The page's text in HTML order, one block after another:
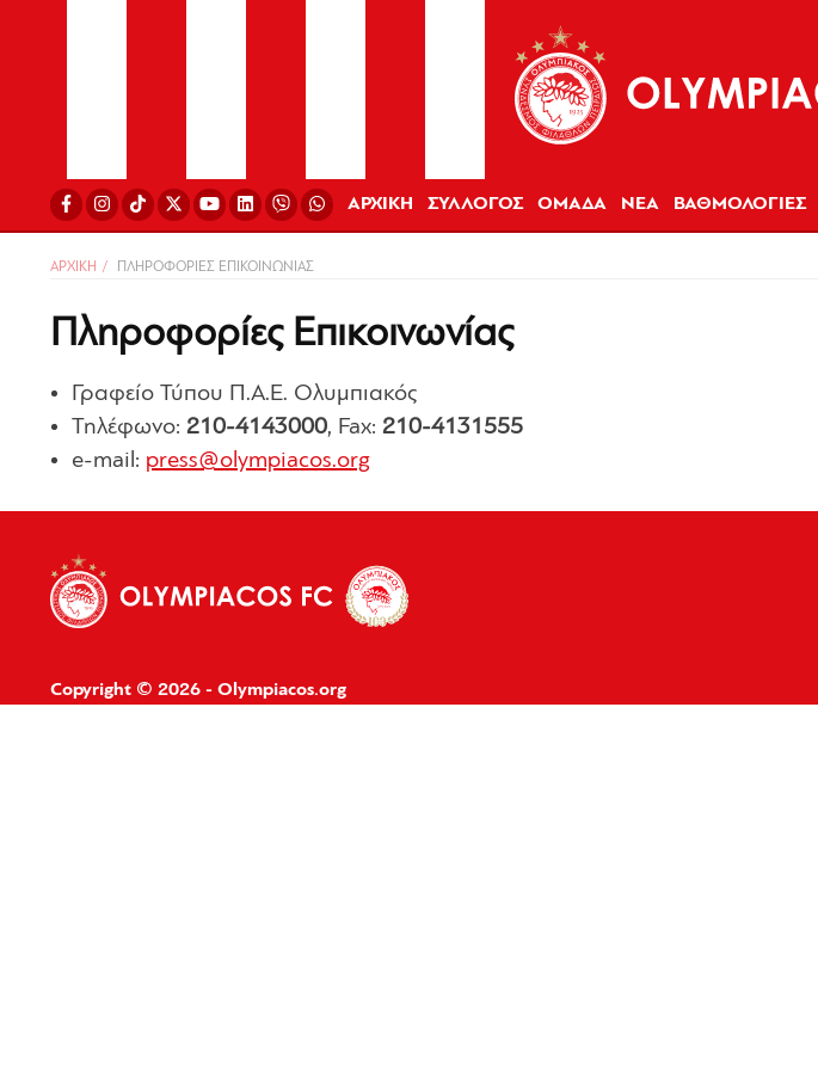
ΑΡΧΙΚΗ ΣΥΛΛΟΓΟΣ ΟΜΑΔΑ ΝΕΑ ΒΑΘΜΟΛΟΓΙΕΣ
ΑΡΧΙΚΗ ΠΛΗΡΟΦΟΡΙΕΣ ΕΠΙΚΟΙΝΩΝΙΑΣ
Πληροφορίες Επικοινωνίας
Γραφείο Τύπου Π.Α.Ε. Ολυμπιακός
Τηλέφωνο: 210-4143000, Fax: 210-4131555
e-mail: press@olympiacos.org
Copyright © 2026 - Olympiacos.org